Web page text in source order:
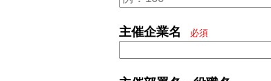
主催企業名 必須